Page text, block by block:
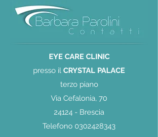
EYE CARE CLINIC
presso il CRYSTAL PALACE
terzo piano
Via Cefalonia, 70
24124 - Brescia
Telefono 0302428343